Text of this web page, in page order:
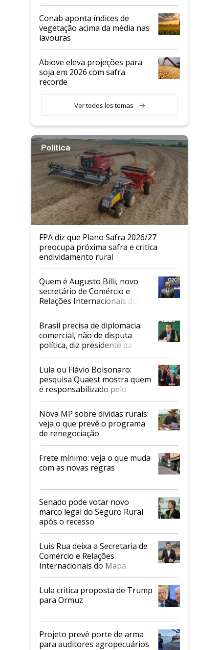
Conab aponta índices de
vegetação acima da média nas
lavouras
Abiove eleva projeções para
soja em 2026 com safra
recorde
Ver todos los temas
Política
FPA diz que Plano Safra 2026/27
preocupa próxima safra e critica
endividamento rural
Quem é Augusto Billi, novo
secretário de Comércio e
Relações Internacionais do
Mapa
Brasil precisa de diplomacia
comercial, não de disputa
política, diz presidente da
Faesp
Lula ou Flávio Bolsonaro:
pesquisa Quaest mostra quem
é responsabilizado pelo
tarifaço dos EUA
Nova MP sobre dívidas rurais:
veja o que prevê o programa
de renegociação
Frete mínimo: veja o que muda
com as novas regras
Senado pode votar novo
marco legal do Seguro Rural
após o recesso
Luis Rua deixa a Secretaria de
Comércio e Relações
Internacionais do Mapa
Lula critica proposta de Trump
para Ormuz
Projeto prevê porte de arma
para auditores agropecuários